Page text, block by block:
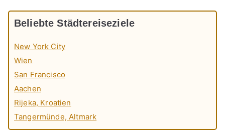
Beliebte Städtereiseziele
New York City
Wien
San Francisco
Aachen
Rijeka, Kroatien
Tangermünde, Altmark